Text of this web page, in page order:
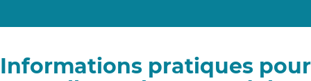
Informations pratiques pour